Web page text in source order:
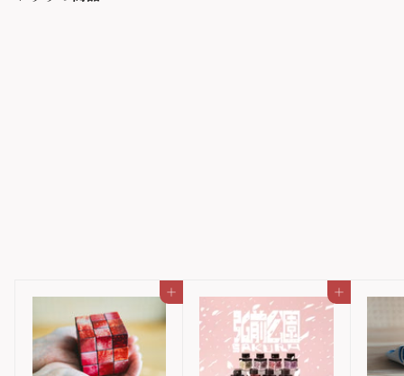
カートに入れる カートに入れる